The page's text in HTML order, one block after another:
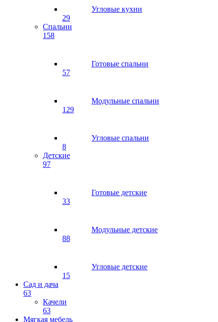
Угловые кухни
29
Спальни
158
Готовые спальни
57
Модульные спальни
129
Угловые спальни
8
Детские
97
Готовые детские
33
Модульные детские
88
Угловые детские
15
Сад и дача
63
Качели
63
Мягкая мебель